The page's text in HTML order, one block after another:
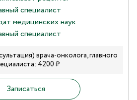
специалист
медицинских наук
специалист
врача-онколога, главного
4200 ₽
Записаться